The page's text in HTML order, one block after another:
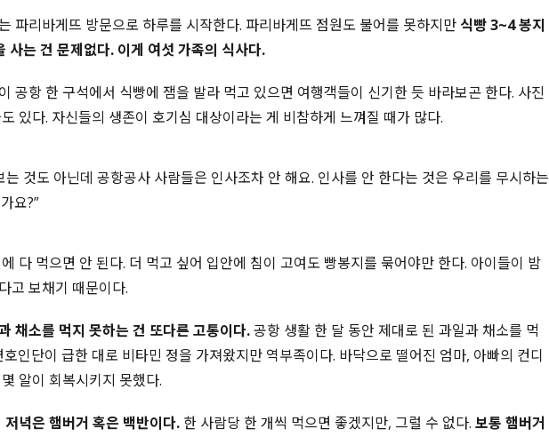
파리바게뜨 방문으로 하루를 시작한다. 파리바게뜨 점원도 불어를 못하지만 식빵 3~4 봉지
사는 건 문제없다. 이게 여섯 가족의 식사다.
공항 한 구석에서 식빵에 잼을 발라 먹고 있으면 여행객들이 신기한 듯 바라보곤 한다. 사진
있다. 자신들의 생존이 호기심 대상이라는 게 비참하게 느껴질 때가 많다.
는 것도 아닌데 공항공사 사람들은 인사조차 안 해요. 인사를 안 한다는 것은 우리를 무시하는
요?”
다 먹으면 안 된다. 더 먹고 싶어 입안에 침이 고여도 빵봉지를 묶어야만 한다. 아이들이 밤
고 보채기 때문이다.
채소를 먹지 못하는 건 또다른 고통이다.공항 생활 한 달 동안 제대로 된 과일과 채소를 먹
호인단이 급한 대로 비타민 정을 가져왔지만 역부족이다. 바닥으로 떨어진 엄마, 아빠의 컨디
알이 회복시키지 못했다.
저녁은 햄버거 혹은 백반이다. 한 사람당 한 개씩 먹으면 좋겠지만, 그럴 수 없다. 보통 햄버거